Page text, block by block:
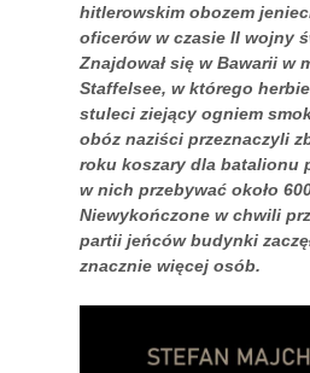
hitlerowskim obozem
oficerów w czasie II wojny
Znajdował się w Bawarii w
Staffelsee, w którego
stuleci ziejący ogniem
obóz naziści przeznaczyli
roku koszary dla batalionu
w nich przebywać około
Niewykończone w chwili
partii jeńców budynki
znacznie więcej osób.